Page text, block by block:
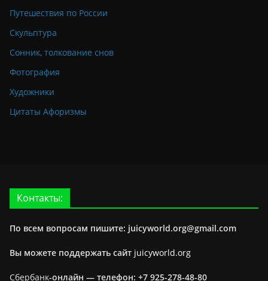
Путешествия по России
Скульптура
Сонник, толкование снов
Фотография
Художники
Цитаты Афоризмы
Контакты:
По всем вопросам пишите: juicyworld.org@gmail.com
Вы можете поддержать сайт juicyworld.org
Сбербанк-онлайн — телефон: +7 925-278-48-80